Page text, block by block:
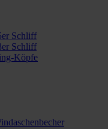
Schliff
Schliff
Köpfe